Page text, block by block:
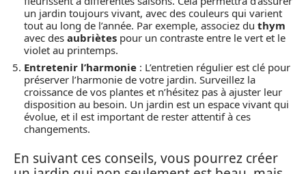
un jardin toujours vivant, avec des couleurs qui varient
tout au long de l’année. Par exemple, associez du thym
avec des aubriètes pour un contraste entre le vert et le
violet au printemps.
Entretenir l’harmonie : L’entretien régulier est clé pour
préserver l’harmonie de votre jardin. Surveillez la
croissance de vos plantes et n’hésitez pas à ajuster leur
disposition au besoin. Un jardin est un espace vivant qui
évolue, et il est important de rester attentif à ces
changements.
En suivant ces conseils, vous pourrez créer